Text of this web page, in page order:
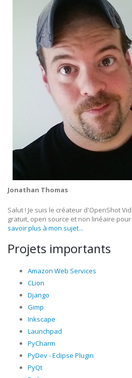
Jonathan Thomas
Salut ! Je suis le créateur d'OpenShot
gratuit, open source et non linéaire pour
savoir plus à mon sujet...
Projets importants
Amazon Web Services
CLion
Django
Gimp
Inkscape
Launchpad
PyCharm
PyDev - Eclipse Plugin
PyQt